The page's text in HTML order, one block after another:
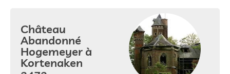
Château
Abandonné
Hogemeyer à
Kortenaken